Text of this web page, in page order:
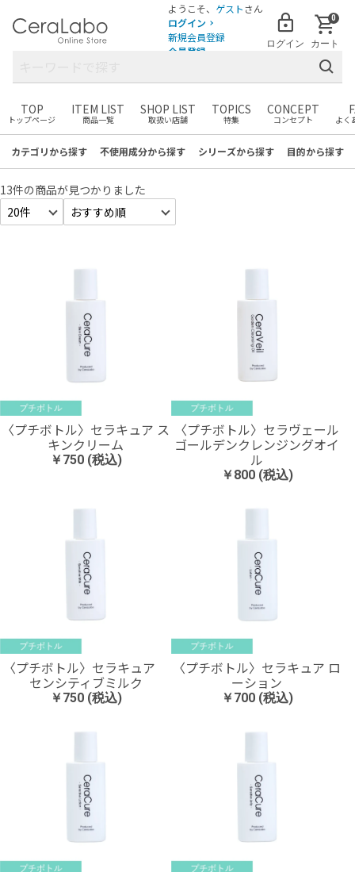
ようこそ、 ゲストさん
ログイン
新規会員登録
会員登録
ログイン カート
0
まだカートに商品がありません。
カートに追加しましょう！
TOP
トップページ
ITEM LIST
商品一覧
SHOP LIST
取扱い店舗
TOPICS
特集
CONCEPT
コンセプト よく
カテゴリから探す 不使用成分から探す シリーズから探す 目的から探す
13件の商品が見つかりました
〈プチボトル〉セラキュア ス
キンクリーム
￥750 (税込)
〈プチボトル〉セラヴェール
ゴールデンクレンジングオイ
ル
￥800 (税込)
〈プチボトル〉セラキュア
センシティブミルク
￥750 (税込)
〈プチボトル〉セラキュア ロ
ーション
￥700 (税込)